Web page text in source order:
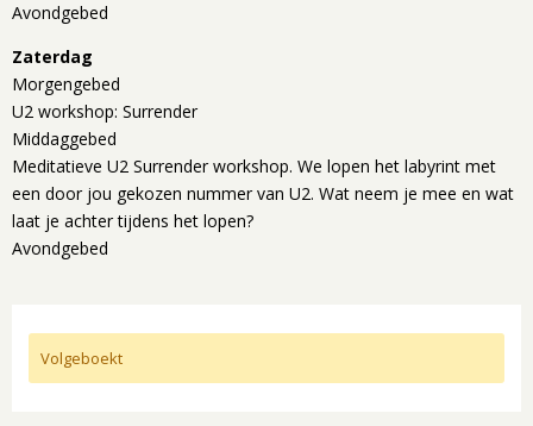
Avondgebed
Zaterdag
Morgengebed
U2 workshop: Surrender
Middaggebed
Meditatieve U2 Surrender workshop. We lopen het labyrint met
een door jou gekozen nummer van U2. Wat neem je mee en wat
laat je achter tijdens het lopen?
Avondgebed
Volgeboekt